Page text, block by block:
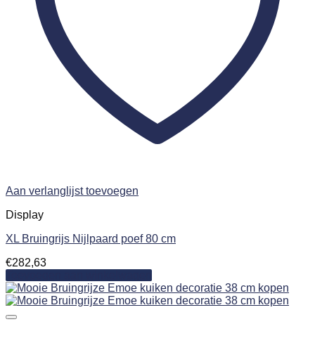
Aan verlanglijst toevoegen
Display
XL Bruingrijs Nijlpaard poef 80 cm
€282,63